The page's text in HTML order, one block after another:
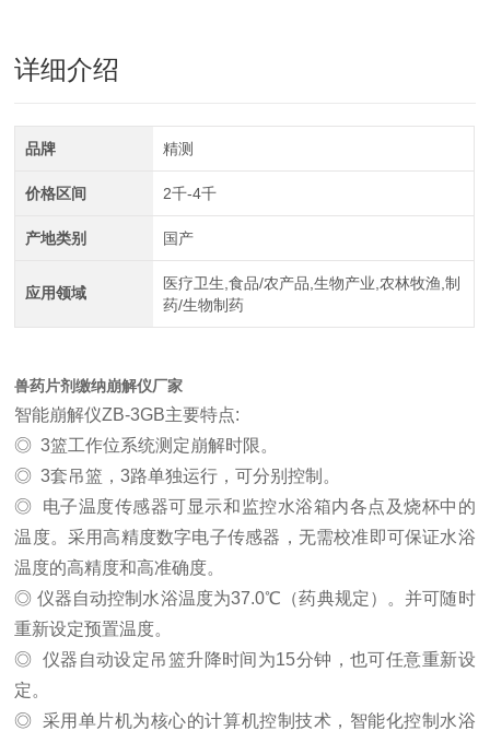
详细介绍
品牌 精测
价格区间 2千-4千
产地类别 国产
应用领域
医疗卫生,食品/农产品,生物产业,农林牧渔,制
药/生物制药
兽药片剂缴纳崩解仪厂家
智能崩解仪ZB-3GB主要特点:
◎ 3篮工作位系统测定崩解时限。
◎ 3套吊篮，3路单独运行，可分别控制。
◎ 电子温度传感器可显示和监控水浴箱内各点及烧杯中的
温度。采用高精度数字电子传感器，无需校准即可保证水浴
温度的高精度和高准确度。
◎ 仪器自动控制水浴温度为37.0℃（药典规定）。并可随时
重新设定预置温度。
◎ 仪器自动设定吊篮升降时间为15分钟，也可任意重新设
定。
◎ 采用单片机为核心的计算机控制技术，智能化控制水浴